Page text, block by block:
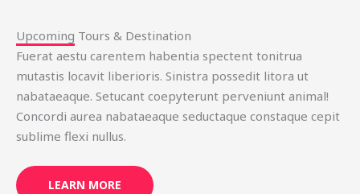
Upcoming Tours & Destination
Fuerat aestu carentem habentia spectent tonitrua
mutastis locavit liberioris. Sinistra possedit litora ut
nabataeaque. Setucant coepyterunt perveniunt animal!
Concordi aurea nabataeaque seductaque constaque cepit
sublime flexi nullus.
LEARN MORE